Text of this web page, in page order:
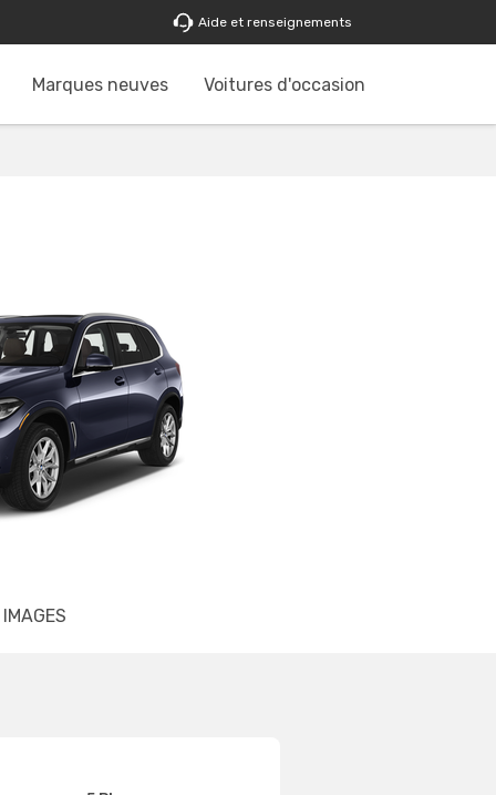
Aide et renseignements
Marques neuves Voitures d'occasion
IMAGES